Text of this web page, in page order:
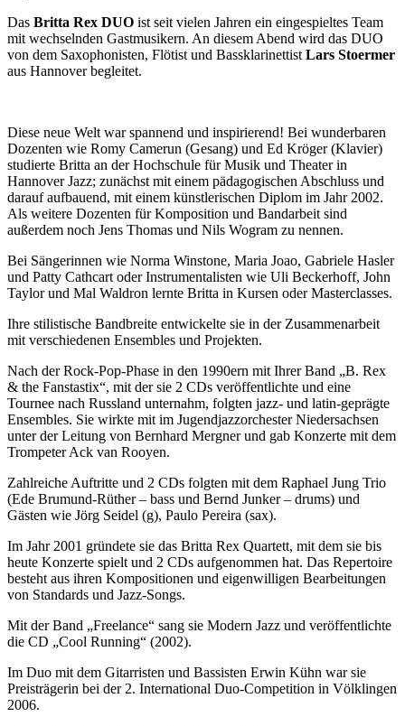
Das Britta Rex DUO ist seit vielen Jahren ein eingespieltes Team
mit wechselnden Gastmusikern. An diesem Abend wird das DUO
von dem Saxophonisten, Flötist und Bassklarinettist Lars Stoermer
aus Hannover begleitet.
Diese neue Welt war spannend und inspirierend! Bei wunderbaren
Dozenten wie Romy Camerun (Gesang) und Ed Kröger (Klavier)
studierte Britta an der Hochschule für Musik und Theater in
Hannover Jazz; zunächst mit einem pädagogischen Abschluss und
darauf aufbauend, mit einem künstlerischen Diplom im Jahr 2002.
Als weitere Dozenten für Komposition und Bandarbeit sind
außerdem noch Jens Thomas und Nils Wogram zu nennen.
Bei Sängerinnen wie Norma Winstone, Maria Joao, Gabriele Hasler
und Patty Cathcart oder Instrumentalisten wie Uli Beckerhoff, John
Taylor und Mal Waldron lernte Britta in Kursen oder Masterclasses.
Ihre stilistische Bandbreite entwickelte sie in der Zusammenarbeit
mit verschiedenen Ensembles und Projekten.
Nach der Rock-Pop-Phase in den 1990ern mit Ihrer Band „B. Rex
& the Fanstastix“, mit der sie 2 CDs veröffentlichte und eine
Tournee nach Russland unternahm, folgten jazz- und latin-geprägte
Ensembles. Sie wirkte mit im Jugendjazzorchester Niedersachsen
unter der Leitung von Bernhard Mergner und gab Konzerte mit dem
Trompeter Ack van Rooyen.
Zahlreiche Auftritte und 2 CDs folgten mit dem Raphael Jung Trio
(Ede Brumund-Rüther – bass und Bernd Junker – drums) und
Gästen wie Jörg Seidel (g), Paulo Pereira (sax).
Im Jahr 2001 gründete sie das Britta Rex Quartett, mit dem sie bis
heute Konzerte spielt und 2 CDs aufgenommen hat. Das Repertoire
besteht aus ihren Kompositionen und eigenwilligen Bearbeitungen
von Standards und Jazz-Songs.
Mit der Band „Freelance“ sang sie Modern Jazz und veröffentlichte
die CD „Cool Running“ (2002).
Im Duo mit dem Gitarristen und Bassisten Erwin Kühn war sie
Preisträgerin bei der 2. International Duo-Competition in Völklingen
2006.